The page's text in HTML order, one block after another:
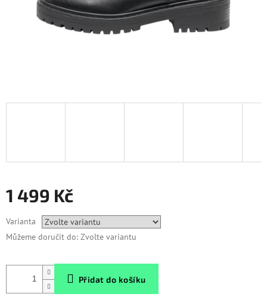
1 499 Kč
cena:
Varianta
Můžeme doručit do: Zvolte variantu
Přidat do košíku